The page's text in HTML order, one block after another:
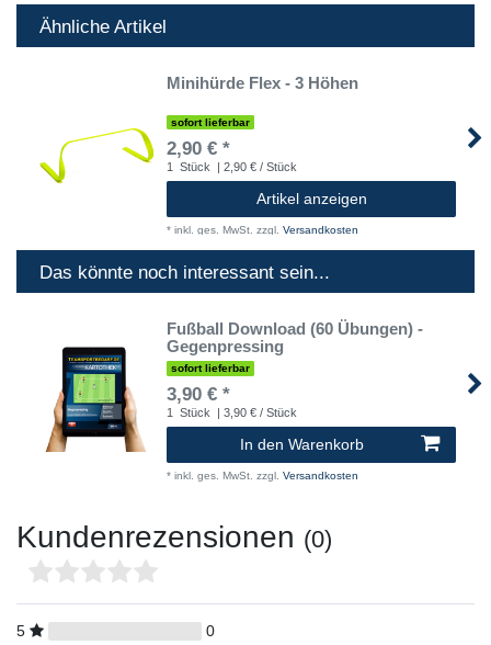
Ähnliche Artikel
Minihürde Flex - 3 Höhen
sofort lieferbar
2,90 € *
1 Stück | 2,90 € / Stück
Artikel anzeigen
* inkl. ges. MwSt. zzgl. Versandkosten
Das könnte noch interessant sein...
Fußball Download (60 Übungen) -
Gegenpressing
sofort lieferbar
3,90 € *
1 Stück | 3,90 € / Stück
In den Warenkorb
* inkl. ges. MwSt. zzgl. Versandkosten
Kundenrezensionen (0)
5
0